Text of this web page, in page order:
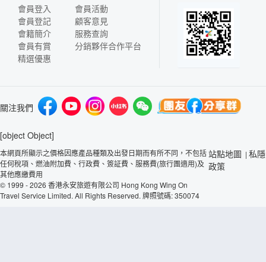
會員登入
會員登記
會籍簡介
會員有賞
精選優惠
會員活動
顧客意見
服務查詢
分銷夥伴合作平台
關注我們
[object Object]
本網頁所顯示之價格因應產品種類及出發日期而有所不同，不包括
任何稅項、燃油附加費、行政費、簽証費、服務費(旅行團適用)及
其他應繳費用
© 1999 - 2026 香港永安旅遊有限公司 Hong Kong Wing On
Travel Service Limited. All Rights Reserved. 牌照號碼: 350074
站點地圖 | 私隱
政策